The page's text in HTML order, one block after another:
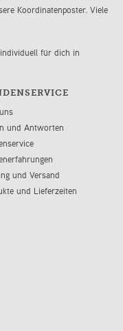
Koordinatenposter. Viele
für dich in
und Antworten
und Versand
und Lieferzeiten